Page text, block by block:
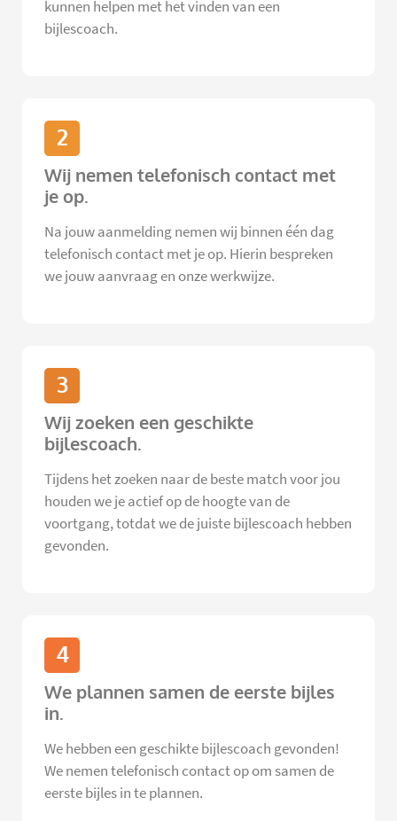
kunnen helpen met het vinden van een
bijlescoach.
2
Wij nemen telefonisch contact met
je op.
Na jouw aanmelding nemen wij binnen één dag
telefonisch contact met je op. Hierin bespreken
we jouw aanvraag en onze werkwijze.
3
Wij zoeken een geschikte
bijlescoach.
Tijdens het zoeken naar de beste match voor jou
houden we je actief op de hoogte van de
voortgang, totdat we de juiste bijlescoach hebben
gevonden.
4
We plannen samen de eerste bijles
in.
We hebben een geschikte bijlescoach gevonden!
We nemen telefonisch contact op om samen de
eerste bijles in te plannen.